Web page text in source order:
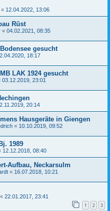
« 12.04.2022, 13:06
Rüst
« 04.02.2021, 08:35
gesucht
18:17
LAK 1924 gesucht
03.12.2019, 23:01
20:14
Hausgeräte in Giengen
« 10.10.2019, 09:52
1989
12.12.2018, 08:40
Aufbau, Neckarsulm
« 16.07.2018, 10:21
« 22.01.2017, 23:41
1 2 3